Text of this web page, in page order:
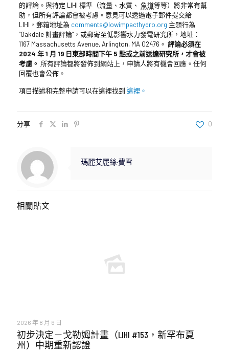
的評論。與特定 LIHI 標準（流量、水質、 魚道等等）將非常有幫
助，但所有評論都會被考慮。意見可以透過電子郵件提交給
LIHI，郵箱地址為 comments@lowimpacthydro.org 主題行為
“Oakdale 計畫評論”，或郵寄至低影響水力發電研究所，地址：
1167 Massachusetts Avenue, Arlington, MA 02476。 評論必須在
2024 年 1 月 19 日東部時間下午 5 點或之前送達研究所，才會被
考慮。 所有評論都將發佈到網站上，申請人將有機會回應。任何
回覆也會公佈。
項目描述和完整申請可以在這裡找到 這裡。
分享 0
瑪麗艾麗絲·費雪
相關貼文
2026 年 8 月 6 日
初步決定－戈勒姆計畫（LIHI #153，新罕布夏
州）中期重新認證